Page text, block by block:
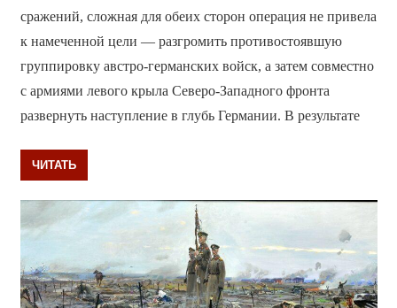
сражений, сложная для обеих сторон операция не привела
к намеченной цели — разгромить противостоявшую
группировку австро-германских войск, а затем совместно
с армиями левого крыла Северо-Западного фронта
развернуть наступление в глубь Германии. В результате
ЧИТАТЬ